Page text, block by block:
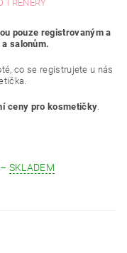
TRENÉRY
pouze registrovaným a
salonům.
co se registrujete u nás
ceny pro kosmetičky.
– SKLADEM